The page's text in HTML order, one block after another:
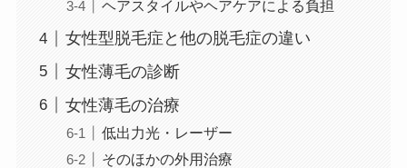
ヘアスタイルやヘアケアによる負担
女性型脱毛症と他の脱毛症の違い
女性薄毛の診断
女性薄毛の治療
低出力光・レーザー
そのほかの外用治療